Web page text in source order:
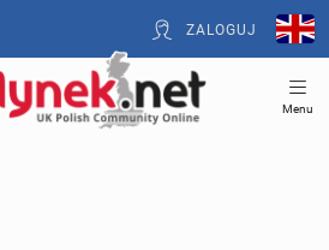
ZALOGUJ
Menu